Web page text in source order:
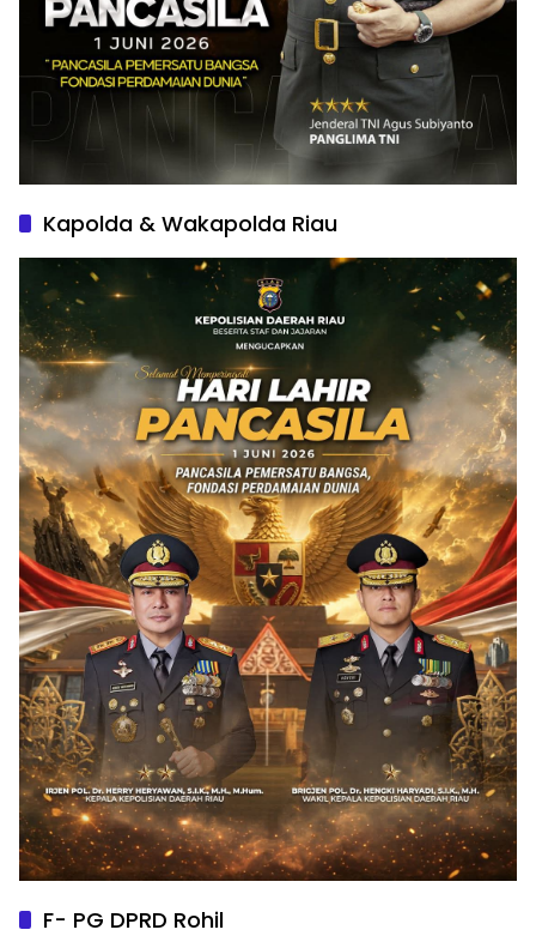
Kapolda & Wakapolda Riau
F- PG DPRD Rohil